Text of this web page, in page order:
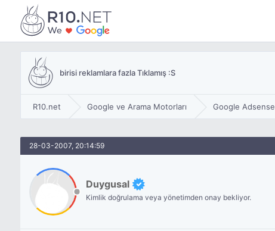
birisi reklamlara fazla Tıklamış :S
R10.net Google ve Arama Motorları Google Adsense
28-03-2007, 20:14:59
Duygusal
Kimlik doğrulama veya yönetimden onay bekliyor.